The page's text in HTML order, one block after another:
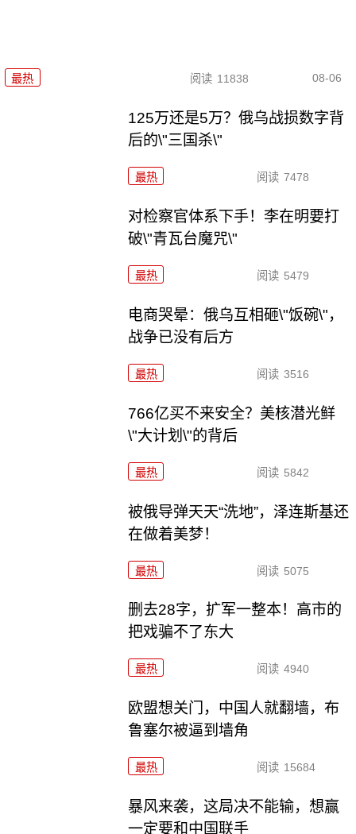
最热 阅读 11838 08-06
125万还是5万？俄乌战损数字背
后的\"三国杀\"
最热 阅读 7478
对检察官体系下手！李在明要打
破\"青瓦台魔咒\"
最热 阅读 5479
电商哭晕：俄乌互相砸\"饭碗\"，
战争已没有后方
最热 阅读 3516
766亿买不来安全？美核潜光鲜
\"大计划\"的背后
最热 阅读 5842
被俄导弹天天“洗地”，泽连斯基还
在做着美梦！
最热 阅读 5075
删去28字，扩军一整本！高市的
把戏骗不了东大
最热 阅读 4940
欧盟想关门，中国人就翻墙，布
鲁塞尔被逼到墙角
最热 阅读 15684
暴风来袭，这局决不能输，想赢
一定要和中国联手